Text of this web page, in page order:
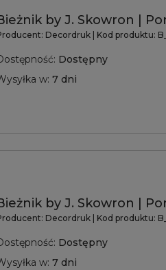
by J. Skowron |
Decordruk | Kod produktu:
Dostępny
w: 7 dni
by J. Skowron |
Decordruk | Kod produktu:
Dostępny
w: 7 dni